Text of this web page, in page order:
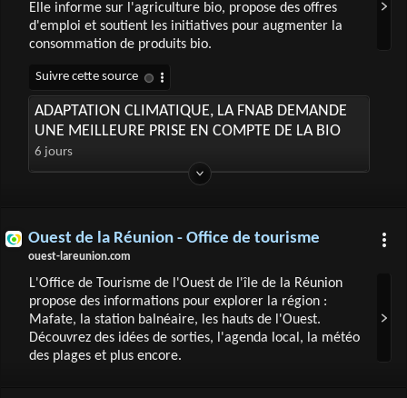
Elle informe sur l'agriculture bio, propose des offres
d'emploi et soutient les initiatives pour augmenter la
consommation de produits bio.
ADAPTATION CLIMATIQUE, LA FNAB DEMANDE
UNE MEILLEURE PRISE EN COMPTE DE LA BIO
6 jours
Ouest de la Réunion - Office de tourisme
ouest-lareunion.com
L'Office de Tourisme de l'Ouest de l'île de la Réunion
propose des informations pour explorer la région :
Mafate, la station balnéaire, les hauts de l'Ouest.
Découvrez des idées de sorties, l'agenda local, la météo
des plages et plus encore.